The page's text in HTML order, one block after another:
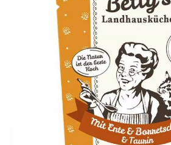
Die Sorte Ente im Frischebeutel von
enthält reichlich Fleisch vom
nur für magenempfindliche Katzen
für alle ausgewachsenen Schnurrer.